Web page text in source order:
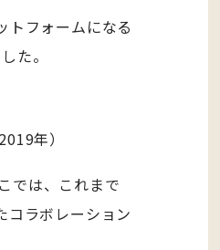
トフォームになる
た。
2019年）
では、これまで
コラボレーション